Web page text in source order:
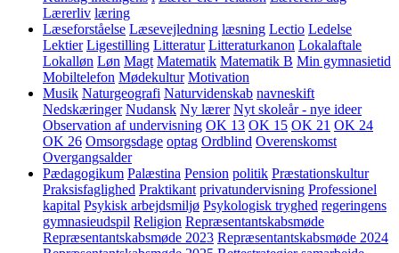
Lærerliv læring
Læseforståelse Læsevejledning læsning Lectio Ledelse
Lektier Ligestilling Litteratur Litteraturkanon Lokalaftale
Lokalløn Løn Magt Matematik Matematik B Min gymnasietid
Mobiltelefon Mødekultur Motivation
Musik Naturgeografi Naturvidenskab navneskift
Nedskæringer Nudansk Ny lærer Nyt skoleår - nye ideer
Observation af undervisning OK 13 OK 15 OK 21 OK 24
OK 26 Omsorgsdage optag Ordblind Overenskomst
Overgangsalder
Pædagogikum Palæstina Pension politik Præstationskultur
Praksisfaglighed Praktikant privatundervisning Professionel
kapital Psykisk arbejdsmiljø Psykologisk tryghed regeringens
gymnasieudspil Religion Repræsentantskabsmøde
Repræsentantskabsmøde 2023 Repræsentantskabsmøde 2024